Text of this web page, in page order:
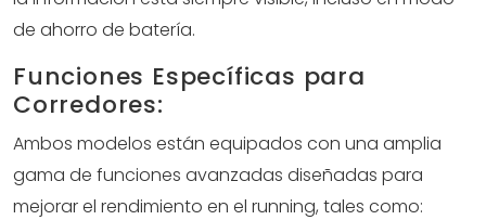
de ahorro de batería.
Funciones Específicas para
Corredores:
Ambos modelos están equipados con una amplia
gama de funciones avanzadas diseñadas para
mejorar el rendimiento en el running, tales como: